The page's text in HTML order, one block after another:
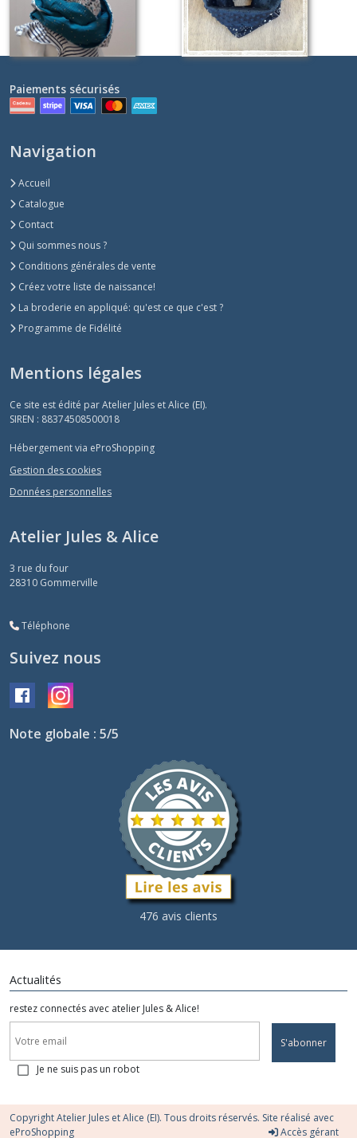
Paiements sécurisés
Navigation
Accueil
Catalogue
Contact
Qui sommes nous ?
Conditions générales de vente
Créez votre liste de naissance!
La broderie en appliqué: qu'est ce que c'est ?
Programme de Fidélité
Mentions légales
Ce site est édité par Atelier Jules et Alice (EI).
SIREN : 88374508500018
Hébergement via eProShopping
Gestion des cookies
Données personnelles
Atelier Jules & Alice
3 rue du four
28310 Gommerville
Téléphone
Suivez nous
Note globale : 5/5
476 avis clients
Actualités
restez connectés avec atelier Jules & Alice!
S'abonner
Je ne suis pas un robot
Copyright Atelier Jules et Alice (EI). Tous droits réservés. Site réalisé avec
eProShopping
Accès gérant